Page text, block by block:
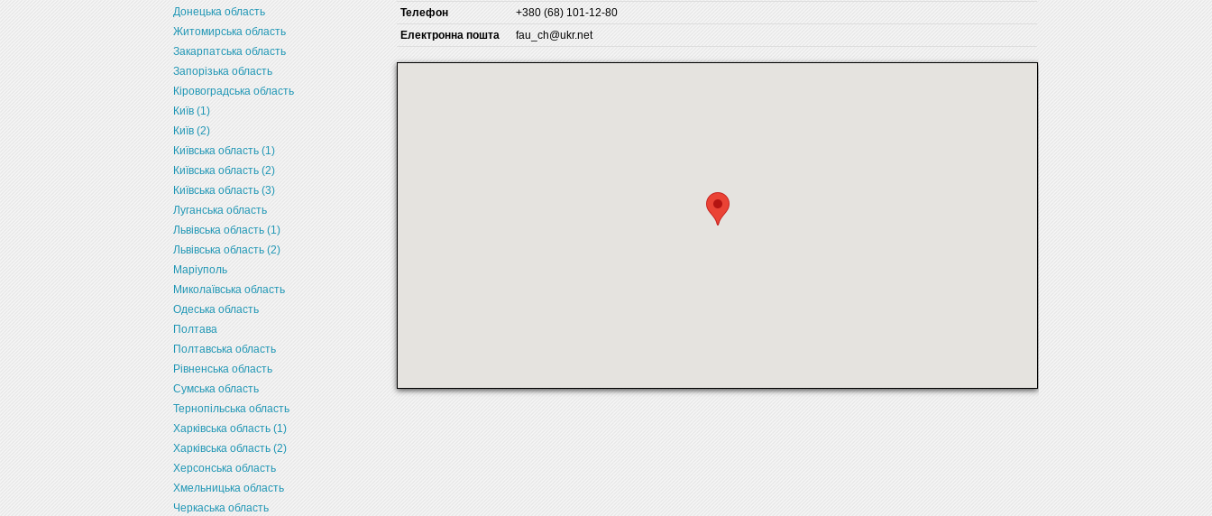
Донецька область
Житомирська область
Закарпатська область
Запорізька область
Кіровоградська область
Київ (1)
Київ (2)
Київська область (1)
Київська область (2)
Київська область (3)
Луганська область
Львівська область (1)
Львівська область (2)
Маріуполь
Миколаївська область
Одеська область
Полтава
Полтавська область
Рівненська область
Сумська область
Тернопільська область
Харківська область (1)
Харківська область (2)
Херсонська область
Хмельницька область
Черкаська область
Телефон
+380 (68) 101-12-80
Електронна пошта
fau_ch@ukr.net